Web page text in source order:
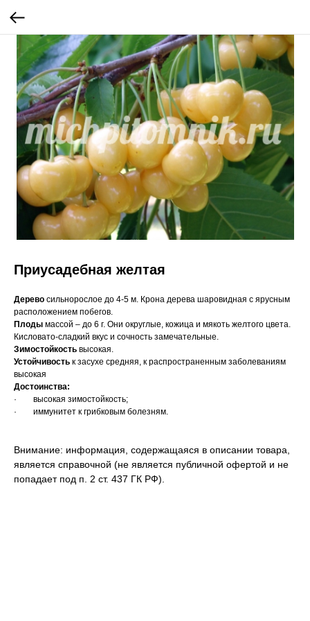
Приусадебная желтая
Дерево сильнорослое до 4-5 м. Крона дерева шаровидная с ярусным
расположением побегов.
Плоды массой – до 6 г. Они округлые, кожица и мякоть желтого цвета.
Кисловато-сладкий вкус и сочность замечательные.
Зимостойкость высокая.
Устойчивость к засухе средняя, к распространенным заболеваниям
высокая
Достоинства:
· высокая зимостойкость;
· иммунитет к грибковым болезням.
Внимание: информация, содержащаяся в описании товара,
является справочной (не является публичной офертой и не
попадает под п. 2 ст. 437 ГК РФ).